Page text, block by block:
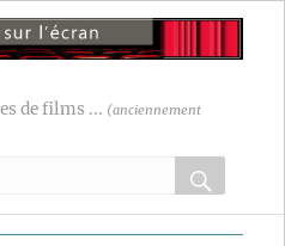
de films ... (anciennement
OK